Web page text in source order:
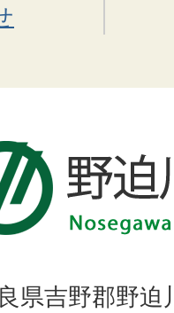
県吉野郡野迫